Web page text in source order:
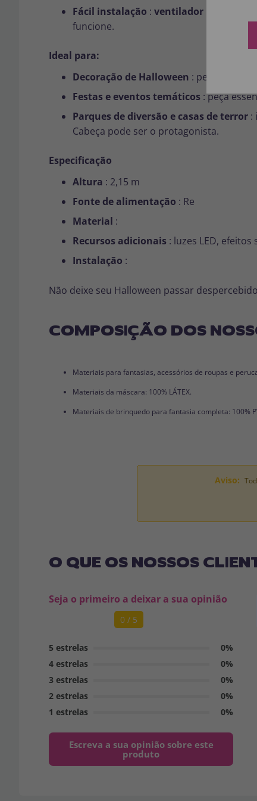
Fácil instalação : ventilador inflável
,
funcione.
Ideal para:
Decoração de Halloween : perfeita
Festas e eventos temáticos : peça
Parques de diversão e casas de terror :
Cabeça pode ser o protagonista.
Especificação
Altura : 2,15 m
Fonte de alimentação : Re
Material :
Recursos adicionais : luzes LED,
Instalação :
Não deixe seu Halloween passar
COMPOSIÇÃO DOS
Materiais para fantasias, acessórios de roupas e
Materiais da máscara: 100% LÁTEX.
Materiais de brinquedo para fantasia completa: 100%
Aviso:
O QUE OS NOSSOS
Seja o primeiro a deixar a sua opinião
0 / 5
5 estrelas
0%
4 estrelas
0%
3 estrelas
0%
2 estrelas
0%
1 estrelas
0%
Escreva a sua opinião sobre este
produto